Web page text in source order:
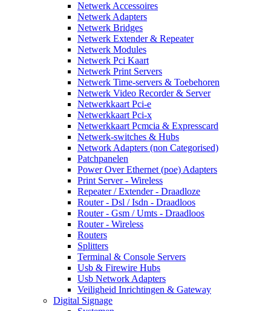
Netwerk Accessoires
Netwerk Adapters
Netwerk Bridges
Netwerk Extender & Repeater
Netwerk Modules
Netwerk Pci Kaart
Netwerk Print Servers
Netwerk Time-servers & Toebehoren
Netwerk Video Recorder & Server
Netwerkkaart Pci-e
Netwerkkaart Pci-x
Netwerkkaart Pcmcia & Expresscard
Netwerk-switches & Hubs
Network Adapters (non Categorised)
Patchpanelen
Power Over Ethernet (poe) Adapters
Print Server - Wireless
Repeater / Extender - Draadloze
Router - Dsl / Isdn - Draadloos
Router - Gsm / Umts - Draadloos
Router - Wireless
Routers
Splitters
Terminal & Console Servers
Usb & Firewire Hubs
Usb Network Adapters
Veiligheid Inrichtingen & Gateway
Digital Signage